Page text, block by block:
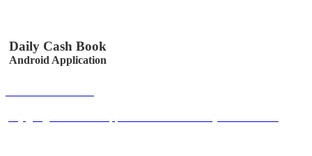
Daily Cash Book
Android Application